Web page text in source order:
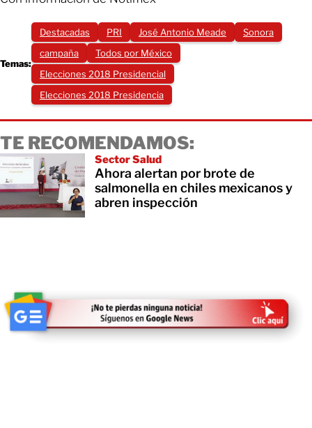
Temas:
Destacadas PRI José Antonio Meade
Sonora
campaña
Todos por México
Elecciones 2018 Presidencial
Elecciones 2018 Presidencia
TE RECOMENDAMOS:
Sector Salud
Ahora alertan por brote de
salmonella en chiles mexicanos y
abren inspección